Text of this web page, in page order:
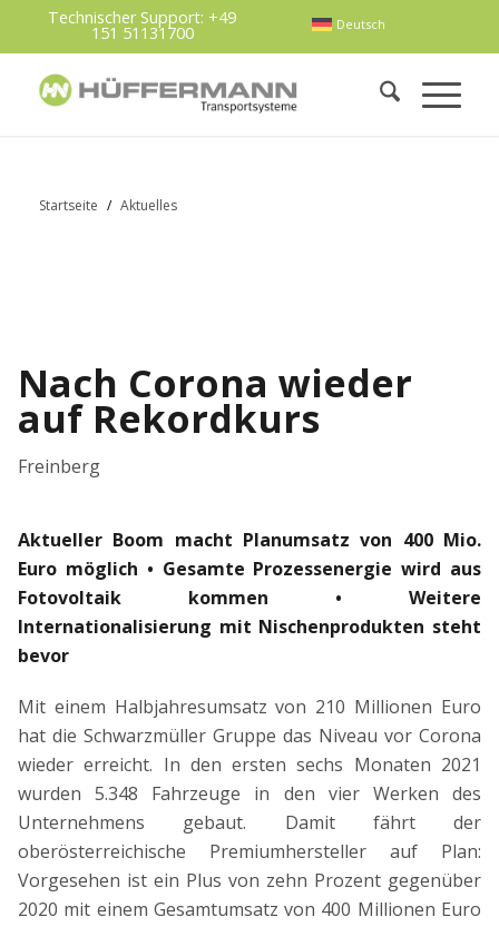
Deutsch
Technischer Support: +49
151 51131700
Startseite / Aktuelles
Nach Corona wieder
auf Rekordkurs
Freinberg
Aktueller Boom macht Planumsatz von 400 Mio.
Euro möglich • Gesamte Prozessenergie wird aus
Fotovoltaik kommen • Weitere
Internationalisierung mit Nischenprodukten steht
bevor
Mit einem Halbjahresumsatz von 210 Millionen Euro
hat die Schwarzmüller Gruppe das Niveau vor Corona
wieder erreicht. In den ersten sechs Monaten 2021
wurden 5.348 Fahrzeuge in den vier Werken des
Unternehmens gebaut. Damit fährt der
oberösterreichische Premiumhersteller auf Plan:
Vorgesehen ist ein Plus von zehn Prozent gegenüber
2020 mit einem Gesamtumsatz von 400 Millionen Euro